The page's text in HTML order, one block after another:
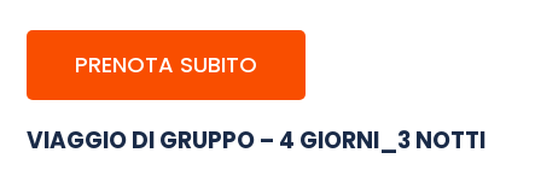
PRENOTA SUBITO
VIAGGIO DI GRUPPO – 4 GIORNI_3 NOTTI